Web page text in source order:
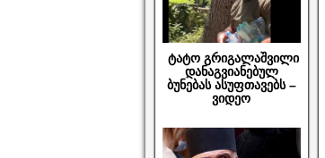
ტატო გრიგალაშვილი
დანაგვიანებულ
ბუნებას ასუფთავებს –
ვიდეო